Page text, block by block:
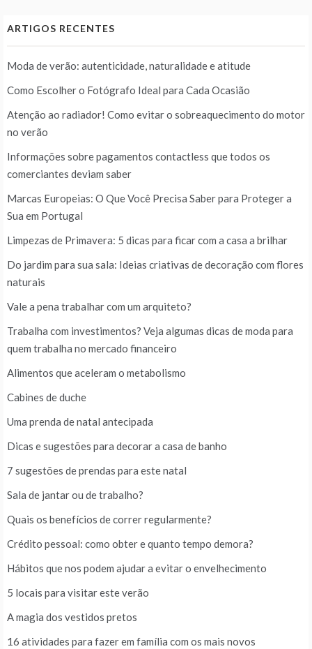
ARTIGOS RECENTES
Moda de verão: autenticidade, naturalidade e atitude
Como Escolher o Fotógrafo Ideal para Cada Ocasião
Atenção ao radiador! Como evitar o sobreaquecimento do motor
no verão
Informações sobre pagamentos contactless que todos os
comerciantes deviam saber
Marcas Europeias: O Que Você Precisa Saber para Proteger a
Sua em Portugal
Limpezas de Primavera: 5 dicas para ficar com a casa a brilhar
Do jardim para sua sala: Ideias criativas de decoração com flores
naturais
Vale a pena trabalhar com um arquiteto?
Trabalha com investimentos? Veja algumas dicas de moda para
quem trabalha no mercado financeiro
Alimentos que aceleram o metabolismo
Cabines de duche
Uma prenda de natal antecipada
Dicas e sugestões para decorar a casa de banho
7 sugestões de prendas para este natal
Sala de jantar ou de trabalho?
Quais os benefícios de correr regularmente?
Crédito pessoal: como obter e quanto tempo demora?
Hábitos que nos podem ajudar a evitar o envelhecimento
5 locais para visitar este verão
A magia dos vestidos pretos
16 atividades para fazer em família com os mais novos